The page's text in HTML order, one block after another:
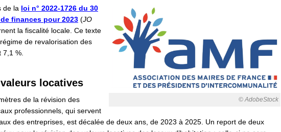
© AdobeStock
de la loi n° 2022-1726 du 30
finances pour 2023 (JO
la fiscalité locale. Ce texte
de revalorisation des
%.
locatives
de la révision des
professionnels, qui servent
des entreprises, est décalée de deux ans, de 2023 à 2025. Un report de deux